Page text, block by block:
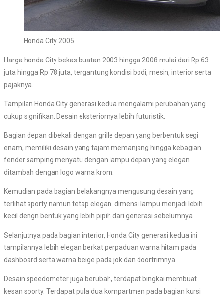
Honda City 2005
Harga honda City bekas buatan 2003 hingga 2008 mulai dari Rp 63
juta hingga Rp 78 juta, tergantung kondisi bodi, mesin, interior serta
pajaknya.
Tampilan Honda City generasi kedua mengalami perubahan yang
cukup signifikan. Desain eksteriornya lebih futuristik.
Bagian depan dibekali dengan grille depan yang berbentuk segi
enam, memiliki desain yang tajam memanjang hingga kebagian
fender samping menyatu dengan lampu depan yang elegan
ditambah dengan logo warna krom.
Kemudian pada bagian belakangnya mengusung desain yang
terlihat sporty namun tetap elegan. dimensi lampu menjadi lebih
kecil dengn bentuk yang lebih pipih dari generasi sebelumnya.
Selanjutnya pada bagian interior, Honda City generasi kedua ini
tampilannya lebih elegan berkat perpaduan warna hitam pada
dashboard serta warna beige pada jok dan doortrimnya.
Desain speedometer juga berubah, terdapat bingkai membuat
kesan sporty. Terdapat pula dua kompartmen pada bagian kursi